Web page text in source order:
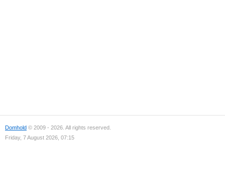
Domhold © 2009 - 2026. All rights reserved.
Friday, 7 August 2026, 07:15